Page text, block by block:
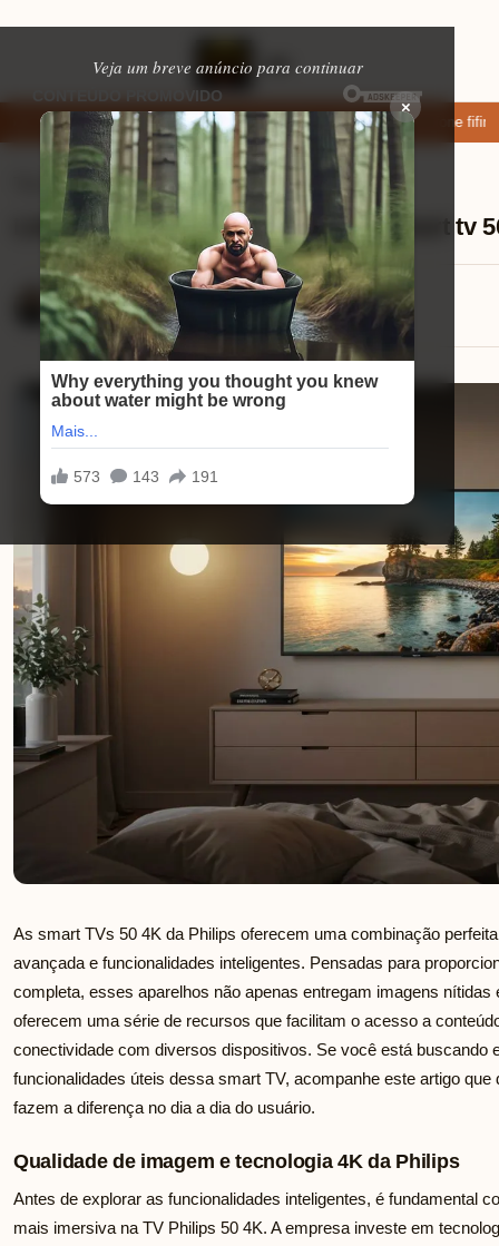
Veja um breve anúncio para continuar
×
apps de namoro que permitem enviar fotos e vídeos Microfone fifine
Tvs Smart ⏱ 10 min de leitura
Lista de funcionalidades úteis na smart tv
Eduardo Martins
18/08/2025
As smart TVs 50 4K da Philips oferecem uma combinação
avançada e funcionalidades inteligentes. Pensadas para
completa, esses aparelhos não apenas entregam imagens
oferecem uma série de recursos que facilitam o acesso a
conectividade com diversos dispositivos. Se você está buscando
funcionalidades úteis dessa smart TV, acompanhe este artigo
fazem a diferença no dia a dia do usuário.
Qualidade de imagem e tecnologia 4K da Philips
Antes de explorar as funcionalidades inteligentes, é fundamental
mais imersiva na TV Philips 50 4K. A empresa investe em